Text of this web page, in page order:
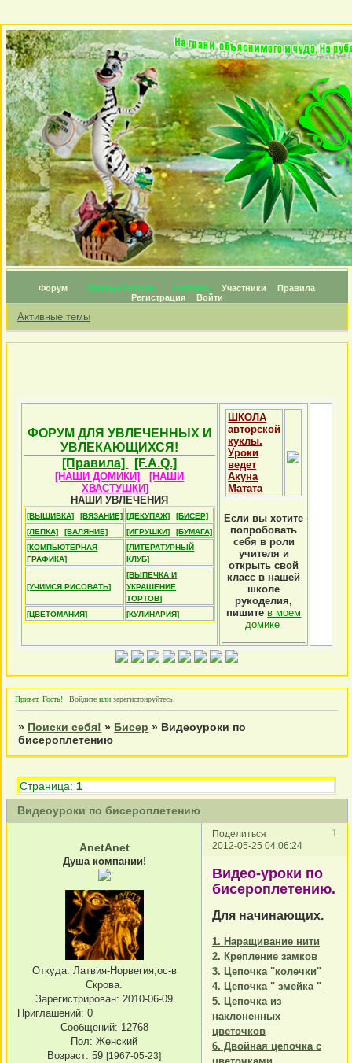
Форум Личные топики Награды Участники
Правила
Регистрация
Войти
Активные темы
ФОРУМ ДЛЯ УВЛЕЧЕННЫХ И
УВЛЕКАЮЩИХСЯ!
[Правила]
[F.A.Q.]
[НАШИ ДОМИКИ]
[НАШИ
ХВАСТУШКИ]
НАШИ УВЛЕЧЕНИЯ
[ВЫШИВКА] [ВЯЗАНИЕ] [ДЕКУПАЖ]
[БИСЕР]
[ЛЕПКА]
[ВАЛЯНИЕ] [ИГРУШКИ]
[БУМАГА]
[КОМПЬЮТЕРНАЯ
ГРАФИКА]
[ЛИТЕРАТУРНЫЙ
КЛУБ]
[УЧИМСЯ РИСОВАТЬ]
[ВЫПЕЧКА И
УКРАШЕНИЕ
ТОРТОВ]
[ЦВЕТОМАНИЯ]
[КУЛИНАРИЯ]
ШКОЛА
авторской
куклы.
Уроки
ведет
Акуна
Матата
Если вы хотите
попробовать
себя в роли
учителя и
открыть свой
класс в нашей
школе
рукоделия,
пишите в моем
домике
Привет, Гость! Войдите или зарегистрируйтесь
» Поиски себя! » Бисер » Видеоуроки по
бисероплетению
Видеоуроки по бисероплетению
Страница: 1
Поделиться
1
2012-05-25 04:06:24
AnetAnet
Душа компании!
Откуда: Латвия-Норвегия,ос-в
Скрова.
Зарегистрирован: 2010-06-09
Приглашений: 0
Сообщений: 12768
Пол: Женский
Возраст: 59 [1967-05-23]
Видео-уроки по
бисероплетению.
Для начинающих.
1. Наращивание нити
2. Крепление замков
3. Цепочка "колечки"
4. Цепочка " змейка "
5. Цепочка из
наклоненных
цветочков
6. Двойная цепочка с